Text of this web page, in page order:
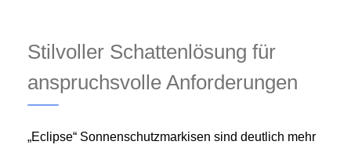
Stilvoller Schattenlösung für
anspruchsvolle Anforderungen
„Eclipse“ Sonnenschutzmarkisen sind deutlich mehr